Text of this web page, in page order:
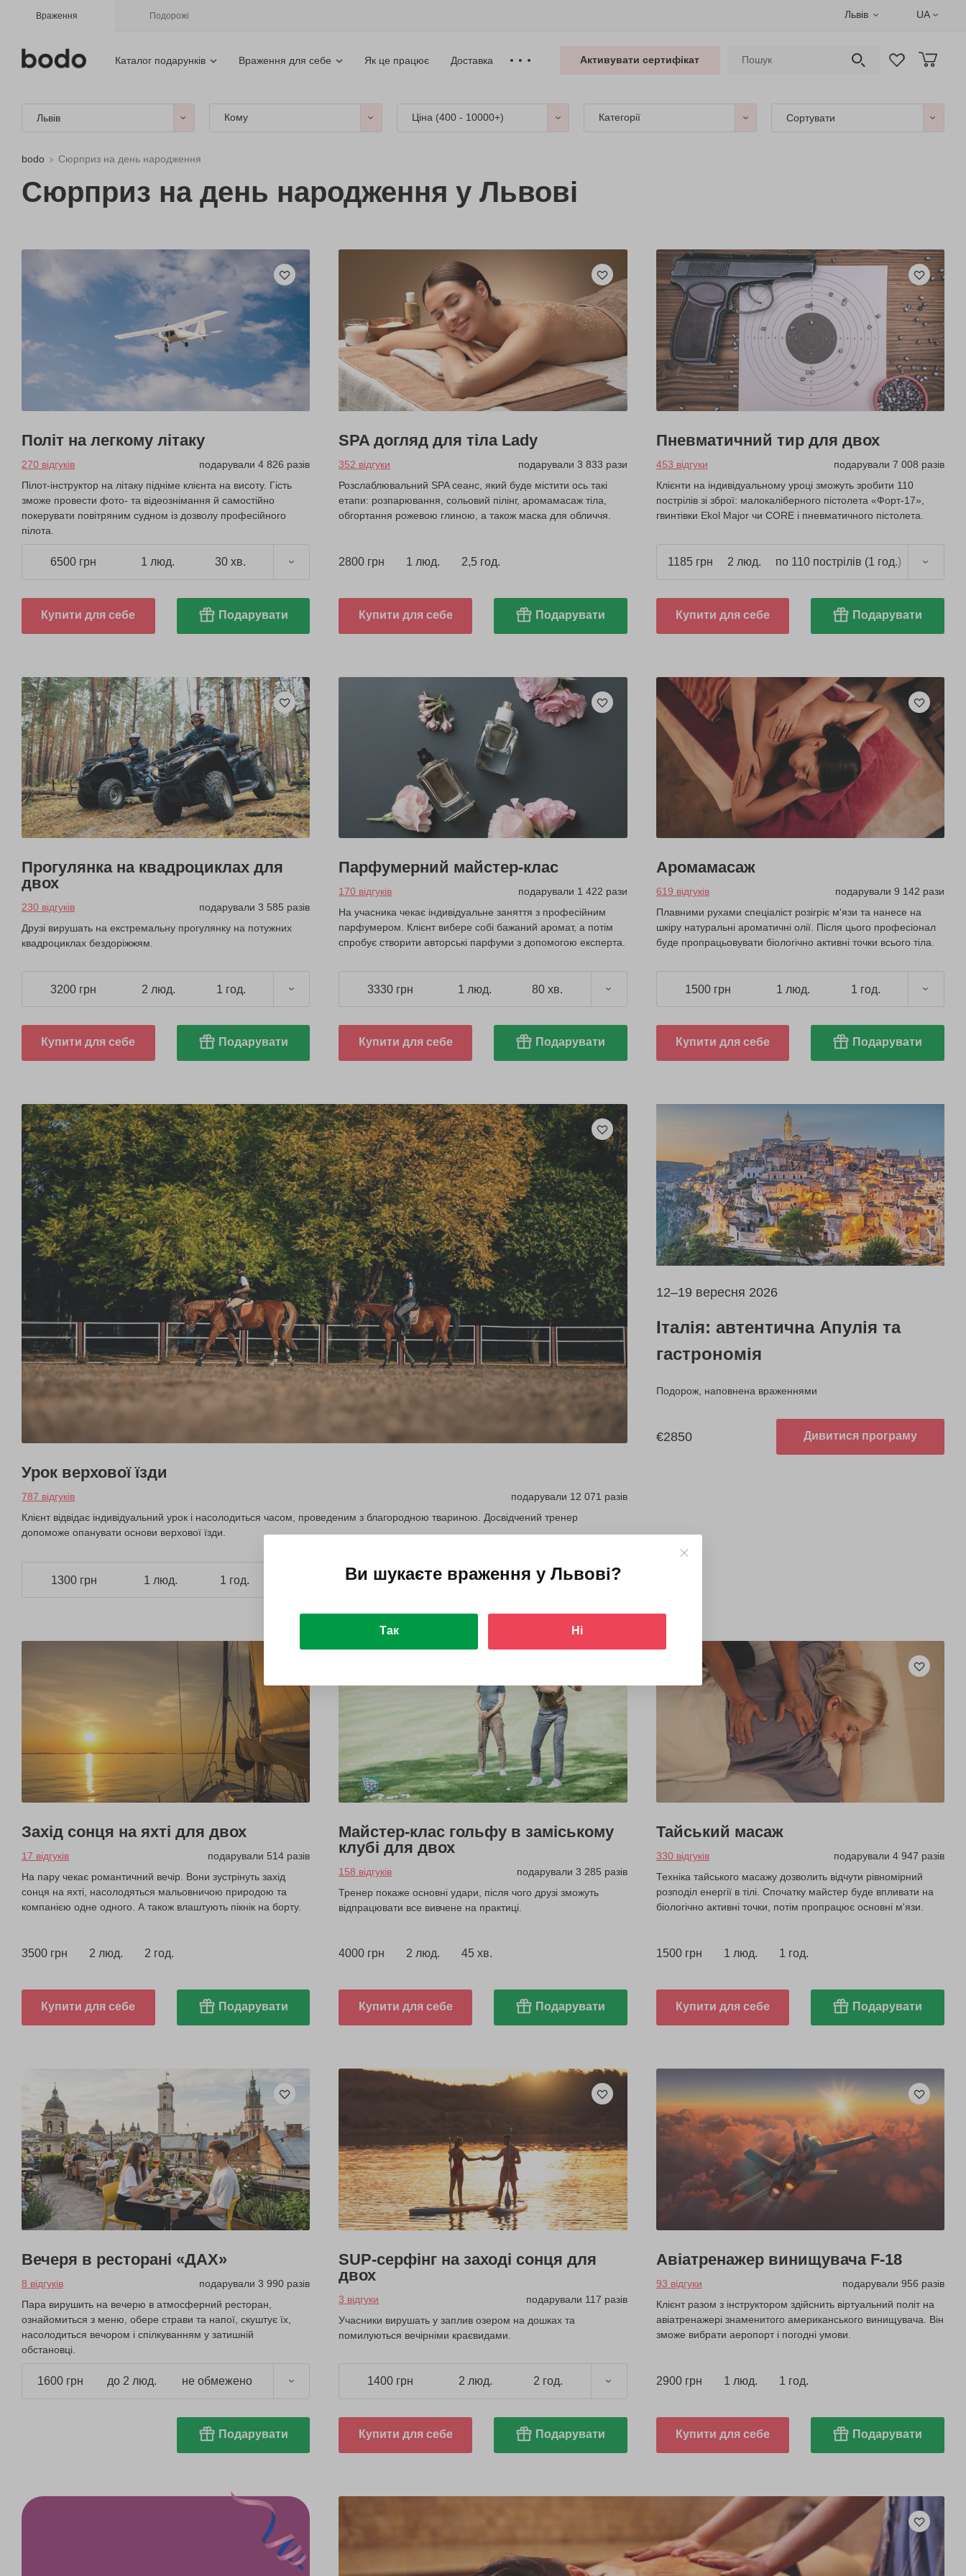
Враження Подорожі Львів UA
Каталог подарунків Враження для себе Як це працює Доставка Активувати сертифікат
Львів Кому Ціна (400 - 10000+) Категорії Сортувати
bodo Сюрприз на день народження
Сюрприз на день народження у Львові
Політ на легкому літаку
270 відгуків
подарували 4 826 разів
Пілот-інструктор на літаку підніме клієнта на висоту. Гість
зможе провести фото- та відеознімання й самостійно
покерувати повітряним судном із дозволу професійного
пілота.
6500 грн 1 люд. 30 хв.
Купити для себе Подарувати
SPA догляд для тіла Lady
352 відгуки
подарували 3 833 рази
Розслаблювальний SPA сеанс, який буде містити ось такі
етапи: розпарювання, сольовий пілінг, аромамасаж тіла,
обгортання рожевою глиною, а також маска для обличчя.
2800 грн 1 люд. 2,5 год.
Купити для себе Подарувати
Пневматичний тир для двох
453 відгуки
подарували 7 008 разів
Клієнти на індивідуальному уроці зможуть зробити 110
пострілів зі зброї: малокаліберного пістолета «Форт-17»,
гвинтівки Ekol Major чи CORE і пневматичного пістолета.
1185 грн 2 люд. по 110 пострілів (1 год.)
Купити для себе Подарувати
Прогулянка на квадроциклах для
двох
230 відгуків
подарували 3 585 разів
Друзі вирушать на екстремальну прогулянку на потужних
квадроциклах бездоріжжям.
3200 грн 2 люд. 1 год.
Купити для себе Подарувати
Парфумерний майстер-клас
170 відгуків
подарували 1 422 рази
На учасника чекає індивідуальне заняття з професійним
парфумером. Клієнт вибере собі бажаний аромат, а потім
спробує створити авторські парфуми з допомогою експерта.
3330 грн 1 люд. 80 хв.
Купити для себе Подарувати
Аромамасаж
619 відгуків
подарували 9 142 рази
Плавними рухами спеціаліст розігріє м'язи та нанесе на
шкіру натуральні ароматичні олії. Після цього професіонал
буде пропрацьовувати біологічно активні точки всього тіла.
1500 грн 1 люд. 1 год.
Купити для себе Подарувати
Урок верхової їзди
787 відгуків
подарували 12 071 разів
Клієнт відвідає індивідуальний урок і насолодиться часом, проведеним з благородною твариною. Досвідчений тренер
допоможе опанувати основи верхової їзди.
1300 грн 1 люд. 1 год. Купити для себе Подарувати
12–19 вересня 2026
Італія: автентична Апулія та
гастрономія
Подорож, наповнена враженнями
€2850 Дивитися програму
Захід сонця на яхті для двох
17 відгуків
подарували 514 разів
На пару чекає романтичний вечір. Вони зустрінуть захід
сонця на яхті, насолодяться мальовничою природою та
компанією одне одного. А також влаштують пікнік на борту.
3500 грн 2 люд. 2 год.
Купити для себе Подарувати
Майстер-клас гольфу в заміському
клубі для двох
158 відгуків
подарували 3 285 разів
Тренер покаже основні удари, після чого друзі зможуть
відпрацювати все вивчене на практиці.
4000 грн 2 люд. 45 хв.
Купити для себе Подарувати
Тайський масаж
330 відгуків
подарували 4 947 разів
Техніка тайського масажу дозволить відчути рівномірний
розподіл енергії в тілі. Спочатку майстер буде впливати на
біологічно активні точки, потім пропрацює основні м'язи.
1500 грн 1 люд. 1 год.
Купити для себе Подарувати
Вечеря в ресторані «ДАХ»
8 відгуків
подарували 3 990 разів
Пара вирушить на вечерю в атмосферний ресторан,
ознайомиться з меню, обере страви та напої, скуштує їх,
насолодиться вечором і спілкуванням у затишній
обстановці.
1600 грн до 2 люд. не обмежено
Подарувати
SUP-серфінг на заході сонця для
двох
3 відгуки
подарували 117 разів
Учасники вирушать у заплив озером на дошках та
помилуються вечірніми краєвидами.
1400 грн 2 люд. 2 год.
Купити для себе Подарувати
Авіатренажер винищувача F-18
93 відгуки
подарували 956 разів
Клієнт разом з інструктором здійснить віртуальний політ на
авіатренажері знаменитого американського винищувача. Він
зможе вибрати аеропорт і погодні умови.
2900 грн 1 люд. 1 год.
Купити для себе Подарувати
Ви шукаєте враження у Львові?
Так Ні